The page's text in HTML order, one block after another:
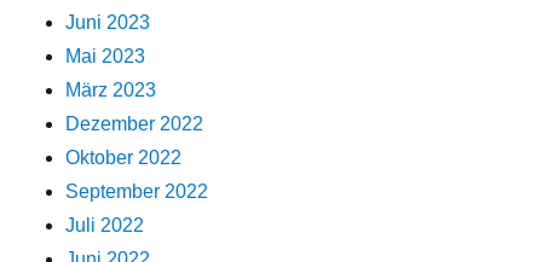
Juni 2023
Mai 2023
März 2023
Dezember 2022
Oktober 2022
September 2022
Juli 2022